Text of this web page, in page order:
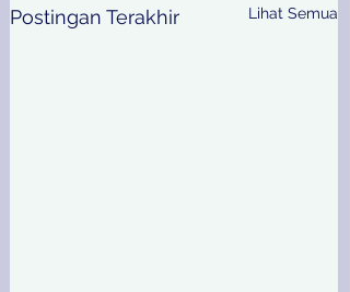
Postingan Terakhir Lihat Semua